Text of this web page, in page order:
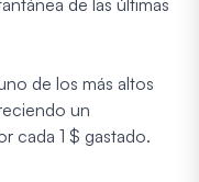
de los más altos
un
cada 1 $ gastado.